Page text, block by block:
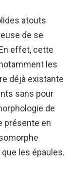
atouts
de se
effet, cette
les
déjà existante
sans pour
de
présente en
les épaules.